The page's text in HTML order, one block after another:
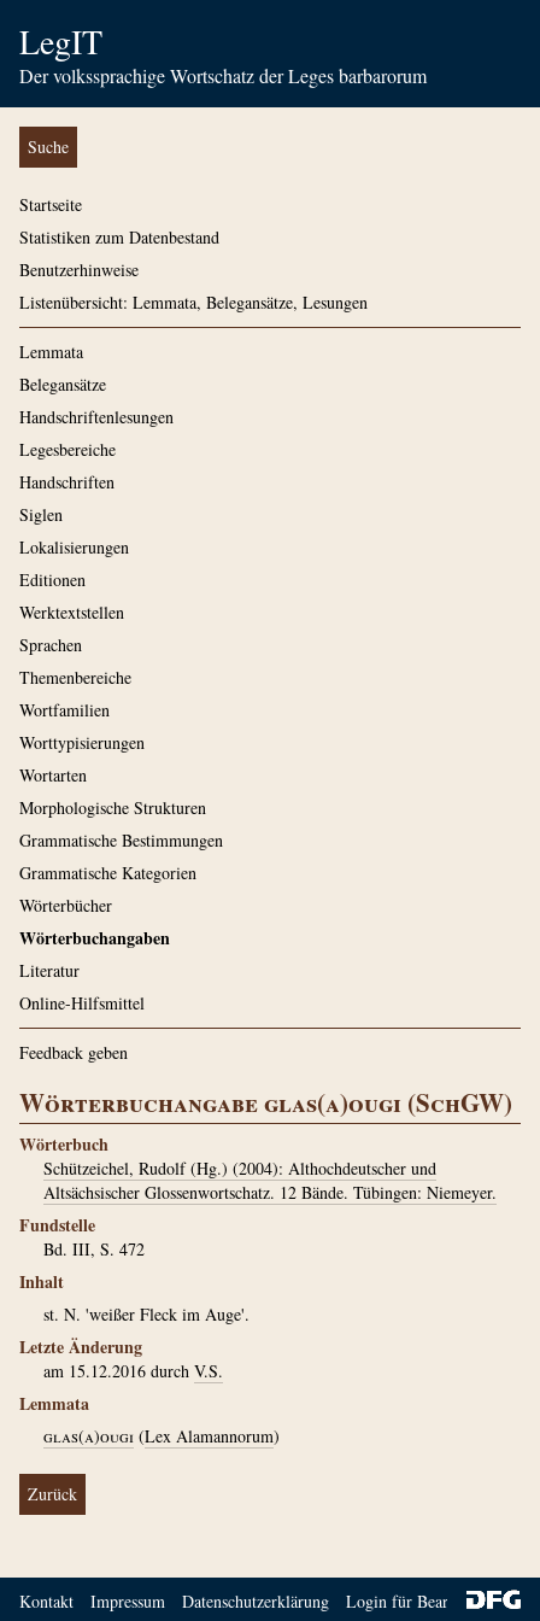
LegIT
Der volkssprachige Wortschatz der Leges barbarorum
Suche
Startseite
Statistiken zum Datenbestand
Benutzerhinweise
Listenübersicht: Lemmata, Belegansätze, Lesungen
Lemmata
Belegansätze
Handschriftenlesungen
Legesbereiche
Handschriften
Siglen
Lokalisierungen
Editionen
Werktextstellen
Sprachen
Themenbereiche
Wortfamilien
Worttypisierungen
Wortarten
Morphologische Strukturen
Grammatische Bestimmungen
Grammatische Kategorien
Wörterbücher
Wörterbuchangaben
Literatur
Online-Hilfsmittel
Feedback geben
Wörterbuchangabe glas(a)ougi (SchGW)
Wörterbuch
Schützeichel, Rudolf (Hg.) (2004): Althochdeutscher und
Altsächsischer Glossenwortschatz. 12 Bände. Tübingen: Niemeyer.
Fundstelle
Bd. III, S. 472
Inhalt
st. N. 'weißer Fleck im Auge'.
Letzte Änderung
am 15.12.2016 durch V.S.
Lemmata
glas(a)ougi (Lex Alamannorum)
Zurück
Kontakt Impressum Datenschutzerklärung Login für Bearbeiter